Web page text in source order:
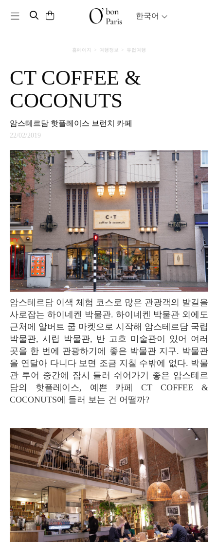
Toggle navigation 한국어
홈페이지 여행정보 유럽여행
CT COFFEE &
COCONUTS
암스테르담 핫플레이스 브런치 카페
22/02/2019
암스테르담 이색 체험 코스로 많은 관광객의 발길을
사로잡는 하이네켄 박물관. 하이네켄 박물관 외에도
근처에 알버트 쿱 마켓으로 시작해 암스테르담 국립
박물관, 시립 박물관, 반 고흐 미술관이 있어 여러
곳을 한 번에 관광하기에 좋은 박물관 지구. 박물관
을 연달아 다니다 보면 조금 지칠 수밖에 없다. 박물
관 투어 중간에 잠시 들러 쉬어가기 좋은 암스테르
담의 핫플레이스, 예쁜 카페 CT COFFEE &
COCONUTS에 들러 보는 건 어떨까?